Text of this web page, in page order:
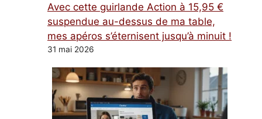
Avec cette guirlande Action à 15,95 €
suspendue au-dessus de ma table,
mes apéros s’éternisent jusqu’à minuit !
31 mai 2026